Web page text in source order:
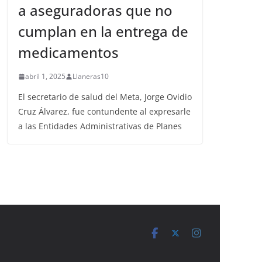
a aseguradoras que no
cumplan en la entrega de
medicamentos
abril 1, 2025 Llaneras10
El secretario de salud del Meta, Jorge Ovidio
Cruz Álvarez, fue contundente al expresarle
a las Entidades Administrativas de Planes